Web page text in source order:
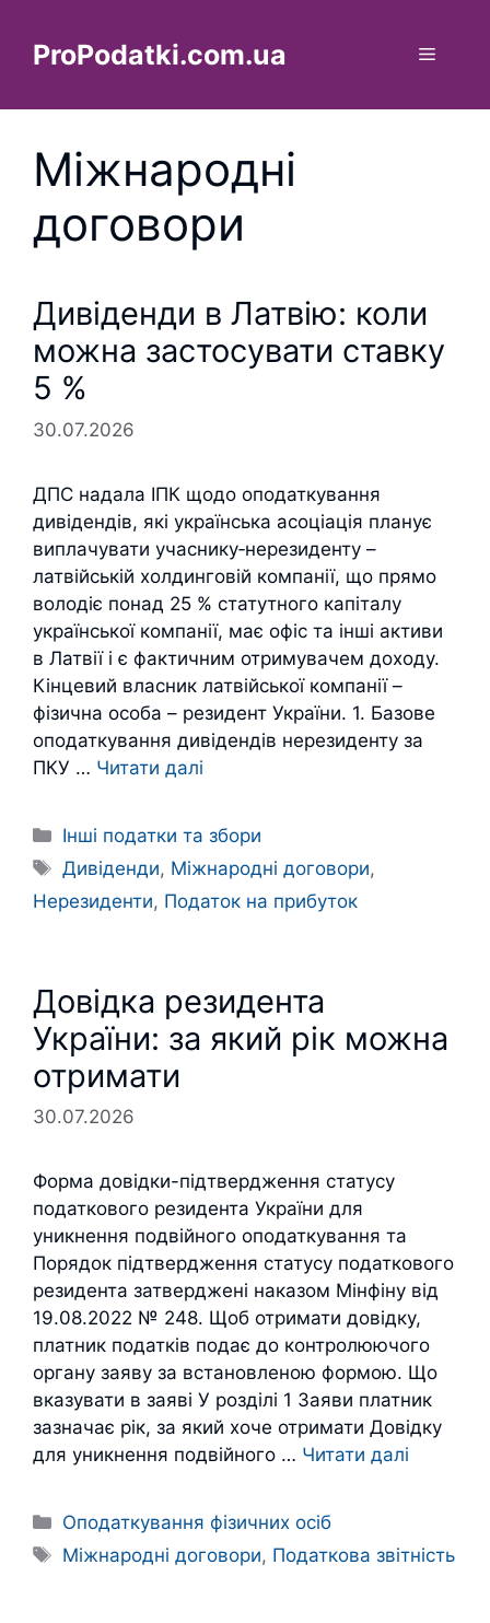
вмістуProPodatki.com.ua Меню
Міжнародні
договори
Дивіденди в Латвію: коли
можна застосувати ставку
5 %
30.07.2026
ДПС надала ІПК щодо оподаткування
дивідендів, які українська асоціація планує
виплачувати учаснику‑нерезиденту –
латвійській холдинговій компанії, що прямо
володіє понад 25 % статутного капіталу
української компанії, має офіс та інші активи
в Латвії і є фактичним отримувачем доходу.
Кінцевий власник латвійської компанії –
фізична особа – резидент України. 1. Базове
оподаткування дивідендів нерезиденту за
ПКУ … Читати далі
Категорії
Інші податки та збори
Позначки
Дивіденди, Міжнародні договори,
Нерезиденти, Податок на прибуток
Довідка резидента
України: за який рік можна
отримати
30.07.2026
Форма довідки-підтвердження статусу
податкового резидента України для
уникнення подвійного оподаткування та
Порядок підтвердження статусу податкового
резидента затверджені наказом Мінфіну від
19.08.2022 № 248. Щоб отримати довідку,
платник податків подає до контролюючого
органу заяву за встановленою формою. Що
вказувати в заяві У розділі 1 Заяви платник
зазначає рік, за який хоче отримати Довідку
для уникнення подвійного … Читати далі
Категорії
Оподаткування фізичних осіб
Позначки
Міжнародні договори, Податкова звітність